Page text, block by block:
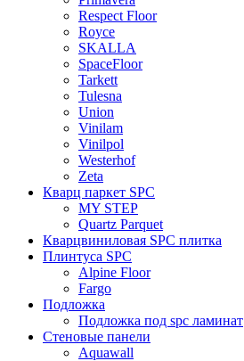
Respect Floor
Royce
SKALLA
SpaceFloor
Tarkett
Tulesna
Union
Vinilam
Vinilpol
Westerhof
Zeta
Кварц паркет SPC
MY STEP
Quartz Parquet
Кварцвиниловая SPC плитка
Плинтуса SPC
Alpine Floor
Fargo
Подложка
Подложка под spc ламинат
Стеновые панели
Aquawall